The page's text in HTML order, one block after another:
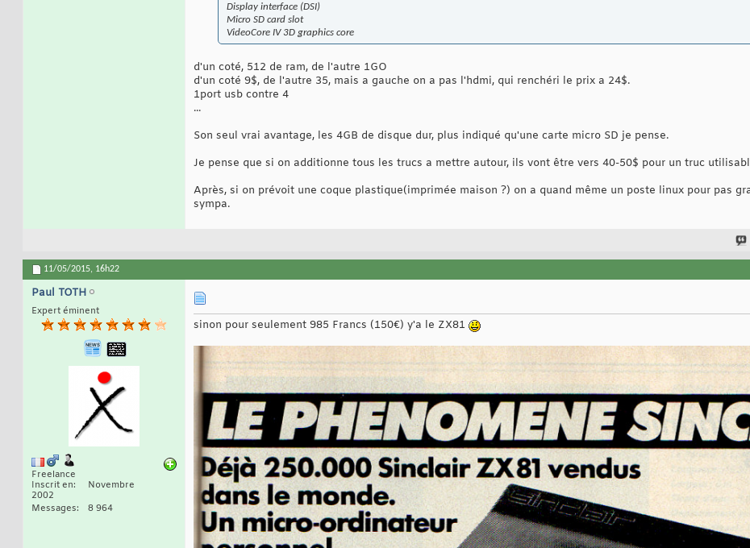
Display interface (DSI)
Micro SD card slot
VideoCore IV 3D graphics core
d'un coté, 512 de ram, de l'autre 1GO
d'un coté 9$, de l'autre 35, mais a gauche on a pas l'hdmi, qui renchéri le prix a 24$.
1port usb contre 4
...
Son seul vrai avantage, les 4GB de disque dur, plus indiqué qu'une carte micro SD je pense.
Je pense que si on additionne tous les trucs a mettre autour, ils vont être vers 40-50$ pour un truc
Après, si on prévoit une coque plastique(imprimée maison ?) on a quand même un poste linux pour pas
sympa.
11/05/2015, 16h22
Paul TOTH
Expert éminent
Freelance
Inscrit en
Novembre
2002
Messages
8 964
sinon pour seulement 985 Francs (150€) y'a le ZX81